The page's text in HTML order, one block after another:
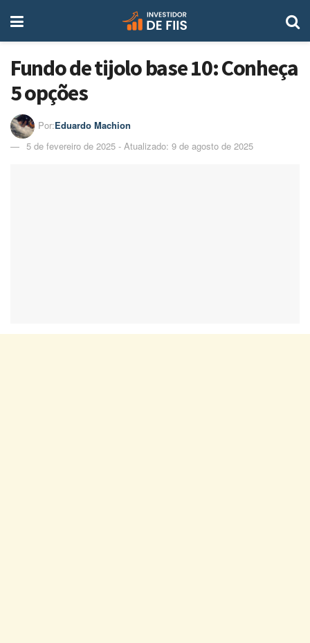
Fundo de tijolo base 10: Conheça
5 opções
Por:Eduardo Machion
5 de fevereiro de 2025 - Atualizado: 9 de agosto de 2025